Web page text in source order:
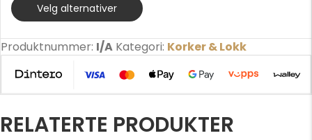
Velg alternativer
Produktnummer: I/A Kategori: Korker & Lokk
RELATERTE PRODUKTER